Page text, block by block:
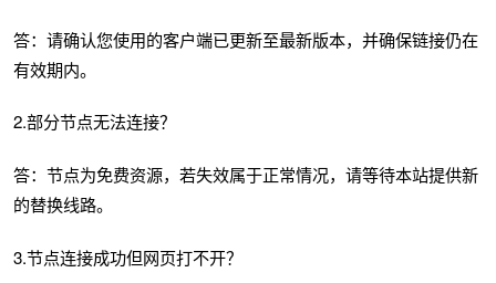
答：请确认您使用的客户端已更新至最新版本，并确保链接仍在
有效期内。
2.部分节点无法连接？
答：节点为免费资源，若失效属于正常情况，请等待本站提供新
的替换线路。
3.节点连接成功但网页打不开？